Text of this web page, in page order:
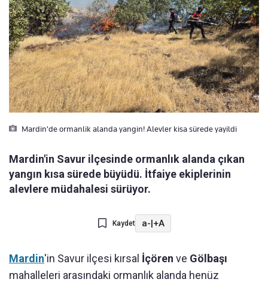
Mardin'de ormanlik alanda yangin! Alevler kisa sürede yayildi
Mardin'in Savur ilçesinde ormanlık alanda çıkan
yangın kısa sürede büyüdü. İtfaiye ekiplerinin
alevlere müdahalesi sürüyor.
Kaydet a-|+A
Mardin'in Savur ilçesi kırsal İçören ve Gölbaşı
mahalleleri arasındaki ormanlık alanda henüz